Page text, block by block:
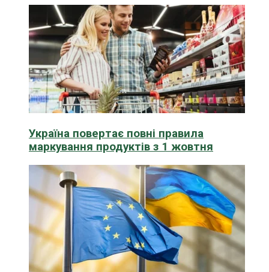
Україна повертає повні правила
маркування продуктів з 1 жовтня